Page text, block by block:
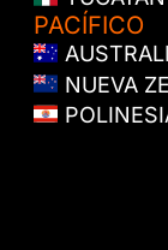
PACÍFICO
NUEVA